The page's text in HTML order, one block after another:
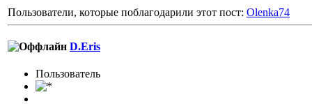
Пользователи, которые поблагодарили этот пост: Olenka74
D.Eris
Пользовaтeль